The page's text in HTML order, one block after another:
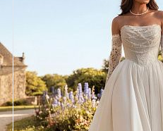
Размеры
42, 44,